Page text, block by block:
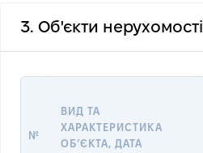
3. Об'єкти нерухомості
№
ВИД ТА
ХАРАКТЕРИСТИКА
ОБʼЄКТА, ДАТА